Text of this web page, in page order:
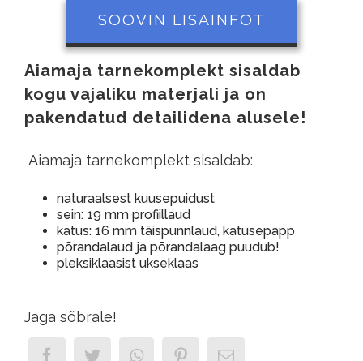
SOOVIN LISAINFOT
Aiamaja tarnekomplekt sisaldab
kogu vajaliku materjali ja on
pakendatud detailidena alusele!
Aiamaja tarnekomplekt sisaldab:
naturaalsest kuusepuidust
sein: 19 mm profiillaud
katus: 16 mm täispunnlaud, katusepapp
põrandalaud ja põrandalaag puudub!
pleksiklaasist ukseklaas
Jaga sõbrale!